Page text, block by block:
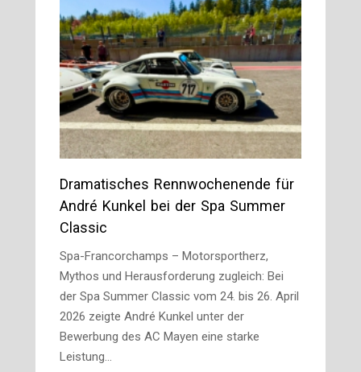
Dramatisches Rennwochenende für
André Kunkel bei der Spa Summer
Classic
Spa-Francorchamps – Motorsportherz,
Mythos und Herausforderung zugleich: Bei
der Spa Summer Classic vom 24. bis 26. April
2026 zeigte André Kunkel unter der
Bewerbung des AC Mayen eine starke
Leistung…